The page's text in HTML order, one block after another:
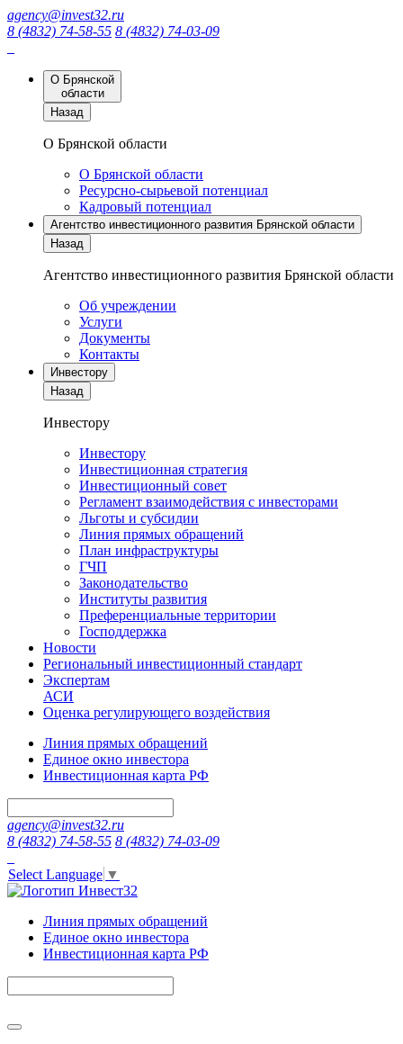
agency@invest32.ru
8 (4832) 74-58-55 8 (4832) 74-03-09
О Брянской
области
Назад
О Брянской области
О Брянской области
Ресурсно-сырьевой потенциал
Кадровый потенциал
Агентство инвестиционного развития Брянской области
Назад
Агентство инвестиционного развития Брянской области
Об учреждении
Услуги
Документы
Контакты
Инвестору
Назад
Инвестору
Инвестору
Инвестиционная стратегия
Инвестиционный совет
Регламент взаимодействия с инвесторами
Льготы и субсидии
Линия прямых обращений
План инфраструктуры
ГЧП
Законодательство
Институты развития
Преференциальные территории
Господдержка
Новости
Региональный инвестиционный стандарт
Экспертам
АСИ
Оценка регулирующего воздействия
Линия прямых обращений
Единое окно инвестора
Инвестиционная карта РФ
agency@invest32.ru
8 (4832) 74-58-55 8 (4832) 74-03-09
Select Language ▼
Линия прямых обращений
Единое окно инвестора
Инвестиционная карта РФ